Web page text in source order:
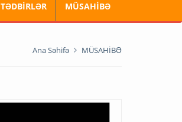
TƏDBİRLƏR MÜSAHİBƏ
Ana Səhifə MÜSAHİBƏ